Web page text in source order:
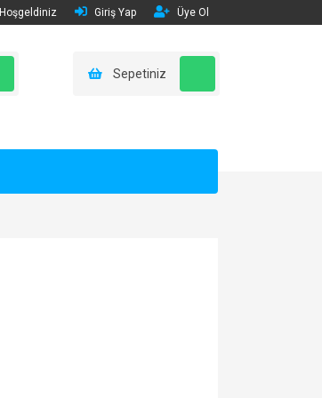
Hoşgeldiniz Giriş Yap Üye Ol
Sepetiniz